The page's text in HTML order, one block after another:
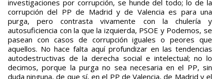
investigaciones por corrupción, se hunde del todo; lo de la
corrupción del PP de Madrid y de Valencia es para una
purga, pero contrasta vivamente con la chulería y
autosuficiencia con la que la izquierda, PSOE y Podemos, se
pasean con casos de corrupción iguales o peores que
aquellos. No hace falta aquí profundizar en las tendencias
autodestructivas de la derecha social e intelectual; no lo
decimos, porque la purga no sea necesaria en el PP, sin
duda ninguna, de que sí, en el PP de Valencia, de Madrid y el